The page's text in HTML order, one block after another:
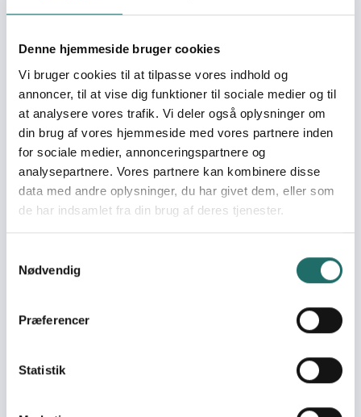
Denne hjemmeside bruger cookies
Vi bruger cookies til at tilpasse vores indhold og
annoncer, til at vise dig funktioner til sociale medier og til
at analysere vores trafik. Vi deler også oplysninger om
din brug af vores hjemmeside med vores partnere inden
for sociale medier, annonceringspartnere og
analysepartnere. Vores partnere kan kombinere disse
data med andre oplysninger, du har givet dem, eller som
de har indsamlet fra din brug af deres tjenester.
Nødvendig
Præferencer
Statistik
Immediate targets
'-Institutionalisere og formalisere det inter-
organisatoriske samarbejde i netværk - Styrke den
organisatoriske og administrative kapacitet til at
systematisere og koordinere netværket og få overblik
over det fælles potentiale
Target groups
Primær målgruppe (min. 35 personer): -
Beslutningstagere fra de deltagende organisationer og
kvindegrupper Sekundær målgruppe (anslået min. 5.000
Resume
er kendetegnet af adskillige NGO’er og kvindegrupper,
der har forskellige udgangspunkter og samarbejder ad-
hoc og om enkeltsager. Som følge af disses arbejde er
der sket gradvise forbedringer af kvinders rettigheder og
Det er vigtigt at fremskridtene fortsætter og at der sker